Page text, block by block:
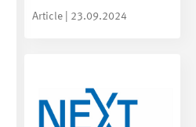
Article | 23.09.2024